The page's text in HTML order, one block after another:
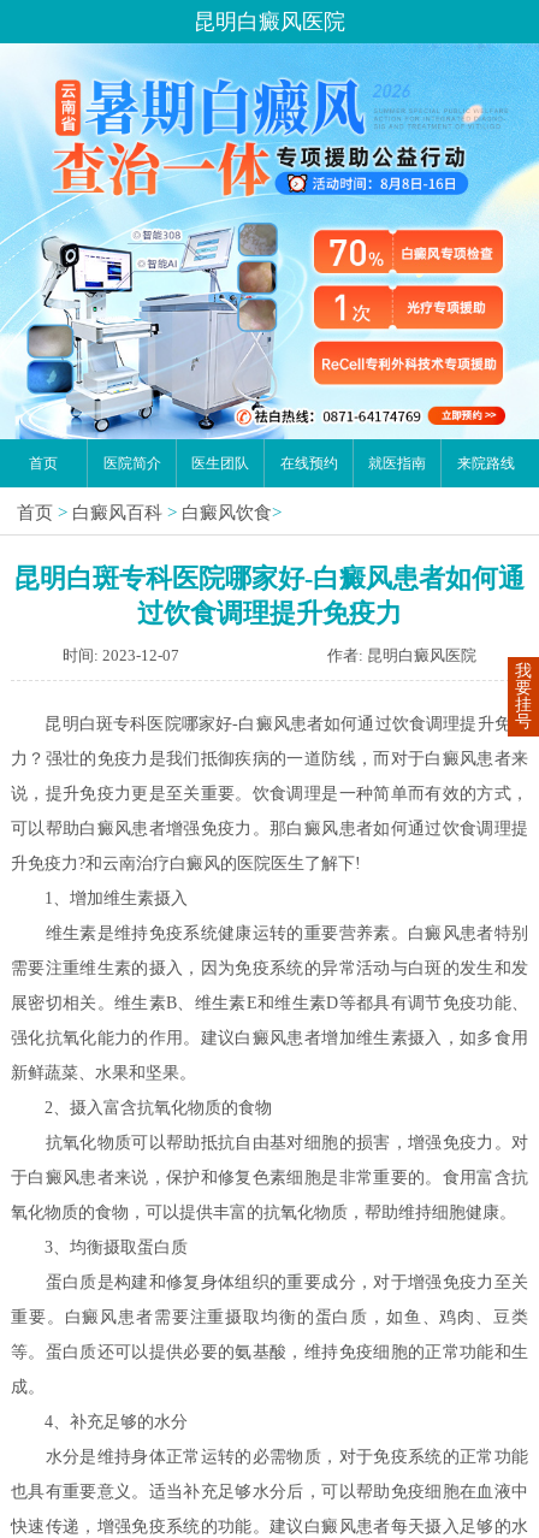
昆明白癜风医院
首页 医院简介 医生团队 在线预约 就医指南 来院路线
首页 > 白癜风百科 > 白癜风饮食>
昆明白斑专科医院哪家好-白癜风患者如何通
过饮食调理提升免疫力
时间: 2023-12-07 作者: 昆明白癜风医院
昆明白斑专科医院哪家好-白癜风患者如何通过饮食调理提升免疫
力？强壮的免疫力是我们抵御疾病的一道防线，而对于白癜风患者来
说，提升免疫力更是至关重要。饮食调理是一种简单而有效的方式，
可以帮助白癜风患者增强免疫力。那白癜风患者如何通过饮食调理提
升免疫力?和云南治疗白癜风的医院医生了解下!
1、增加维生素摄入
维生素是维持免疫系统健康运转的重要营养素。白癜风患者特别
需要注重维生素的摄入，因为免疫系统的异常活动与白斑的发生和发
展密切相关。维生素B、维生素E和维生素D等都具有调节免疫功能、
强化抗氧化能力的作用。建议白癜风患者增加维生素摄入，如多食用
新鲜蔬菜、水果和坚果。
2、摄入富含抗氧化物质的食物
抗氧化物质可以帮助抵抗自由基对细胞的损害，增强免疫力。对
于白癜风患者来说，保护和修复色素细胞是非常重要的。食用富含抗
氧化物质的食物，可以提供丰富的抗氧化物质，帮助维持细胞健康。
3、均衡摄取蛋白质
蛋白质是构建和修复身体组织的重要成分，对于增强免疫力至关
重要。白癜风患者需要注重摄取均衡的蛋白质，如鱼、鸡肉、豆类
等。蛋白质还可以提供必要的氨基酸，维持免疫细胞的正常功能和生
成。
4、补充足够的水分
水分是维持身体正常运转的必需物质，对于免疫系统的正常功能
也具有重要意义。适当补充足够水分后，可以帮助免疫细胞在血液中
快速传递，增强免疫系统的功能。建议白癜风患者每天摄入足够的水
我
要
挂
号